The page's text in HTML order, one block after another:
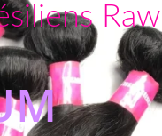
Raw